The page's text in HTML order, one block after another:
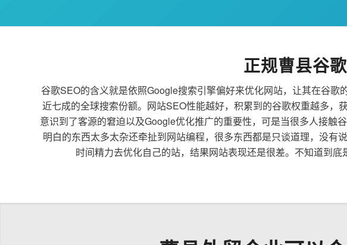
正规曹县谷
谷歌SEO的含义就是依照Google搜索引擎偏好来优化网站，让其在谷
近七成的全球搜索份额。网站SEO性能越好，积累到的谷歌权重越多
意识到了客源的窘迫以及Google优化推广的重要性，可是当很多人接
明白的东西太多太杂还牵扯到网站编程，很多东西都是只谈道理，没
时间精力去优化自己的站，结果网站表现还是很差。不知道到